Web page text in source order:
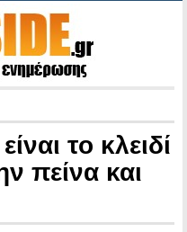
το κλειδί
πείνα και